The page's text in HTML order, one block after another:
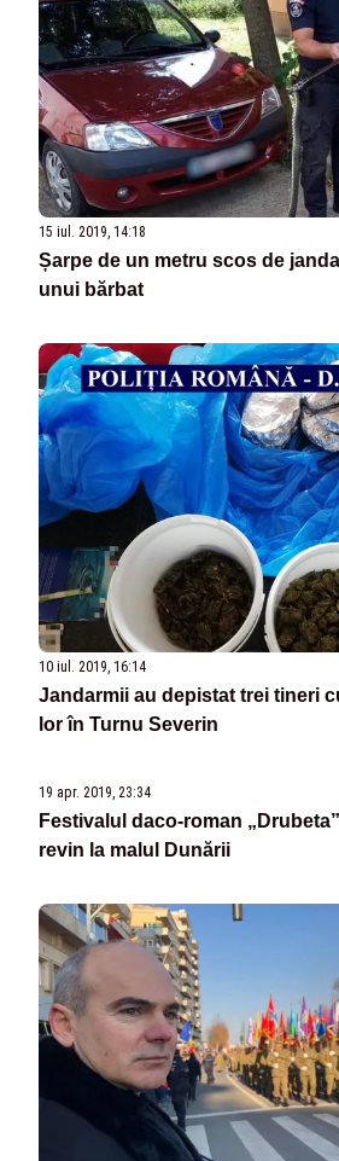
15 iul. 2019, 14:18
Șarpe de un metru scos de
unui bărbat
10 iul. 2019, 16:14
Jandarmii au depistat trei tineri
lor în Turnu Severin
19 apr. 2019, 23:34
Festivalul daco-roman
revin la malul Dunării